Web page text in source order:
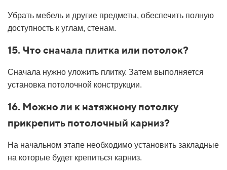
Убрать мебель и другие предметы, обеспечить полную
доступность к углам, стенам.
15. Что сначала плитка или потолок?
Сначала нужно уложить плитку. Затем выполняется
установка потолочной конструкции.
16. Можно ли к натяжному потолку
прикрепить потолочный карниз?
На начальном этапе необходимо установить закладные
на которые будет крепиться карниз.